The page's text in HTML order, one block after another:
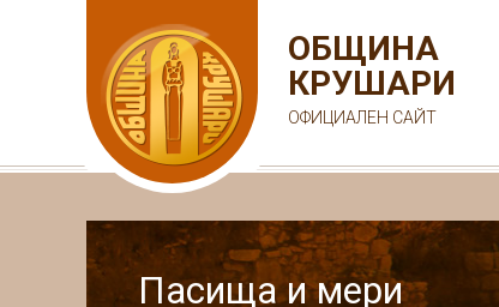
ОБЩИНА
КРУШАРИ
ОФИЦИАЛЕН САЙТ
Пасища и мери